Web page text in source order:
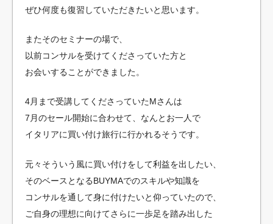
ぜひ何度も復習していただきたいと思います。
またそのセミナーの場で、
以前コンサルを受けてくださっていた方と
お会いすることができました。
4月まで受講してくださっていたMさんは
7月のセール開始に合わせて、なんとお一人で
イタリアに買い付け旅行に行かれるそうです。
元々そういう風に買い付けをして利益を出したい、
そのベースとなるBUYMAでのスキルや知識を
コンサルを通して身に付けたいと仰っていたので、
ご自身の理想に向けてさらに一歩足を踏み出した